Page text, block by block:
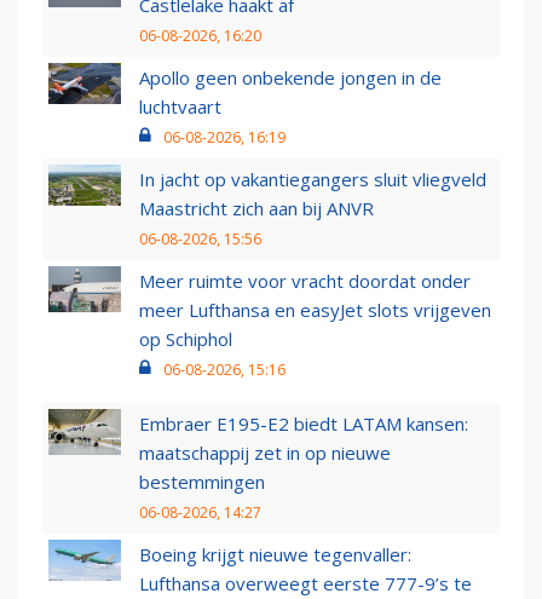
Castlelake haakt af
06-08-2026, 16:20
Apollo geen onbekende jongen in de
luchtvaart
06-08-2026, 16:19
In jacht op vakantiegangers sluit vliegveld
Maastricht zich aan bij ANVR
06-08-2026, 15:56
Meer ruimte voor vracht doordat onder
meer Lufthansa en easyJet slots vrijgeven
op Schiphol
06-08-2026, 15:16
Embraer E195-E2 biedt LATAM kansen:
maatschappij zet in op nieuwe
bestemmingen
06-08-2026, 14:27
Boeing krijgt nieuwe tegenvaller:
Lufthansa overweegt eerste 777-9’s te